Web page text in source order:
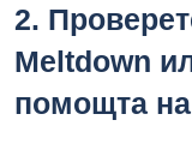
2.
Meltdown
помощта